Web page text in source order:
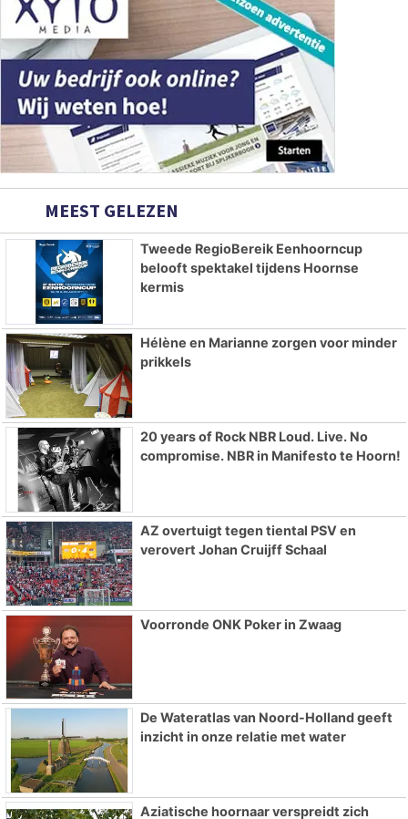
MEEST GELEZEN
Tweede RegioBereik Eenhoorncup
belooft spektakel tijdens Hoornse
kermis
Hélène en Marianne zorgen voor minder
prikkels
20 years of Rock NBR Loud. Live. No
compromise. NBR in Manifesto te Hoorn!
AZ overtuigt tegen tiental PSV en
verovert Johan Cruijff Schaal
Voorronde ONK Poker in Zwaag
De Wateratlas van Noord-Holland geeft
inzicht in onze relatie met water
Aziatische hoornaar verspreidt zich